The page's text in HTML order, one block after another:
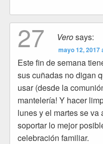
27 Verosays:
mayo 12, 2017
Este fin de semana
sus cuñadas no digan
usar (desde la
mantelería! Y hacer
lunes y el martes se
soportar lo mejor
celebración familiar.